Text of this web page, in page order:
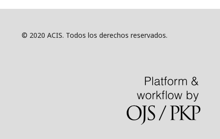
© 2020 ACIS. Todos los derechos reservados.